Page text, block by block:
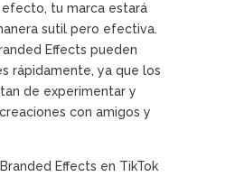
tu marca estará
sutil pero efectiva.
Effects pueden
rápidamente, ya que los
de experimentar y
con amigos y